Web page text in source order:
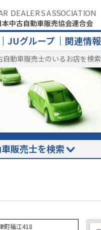
DEALERS ASSOCIATION
中古自動車販売協会連合会
JUグループ 関連情報
自動車販売士のいるお店を検索
販売士を検索
町福江418